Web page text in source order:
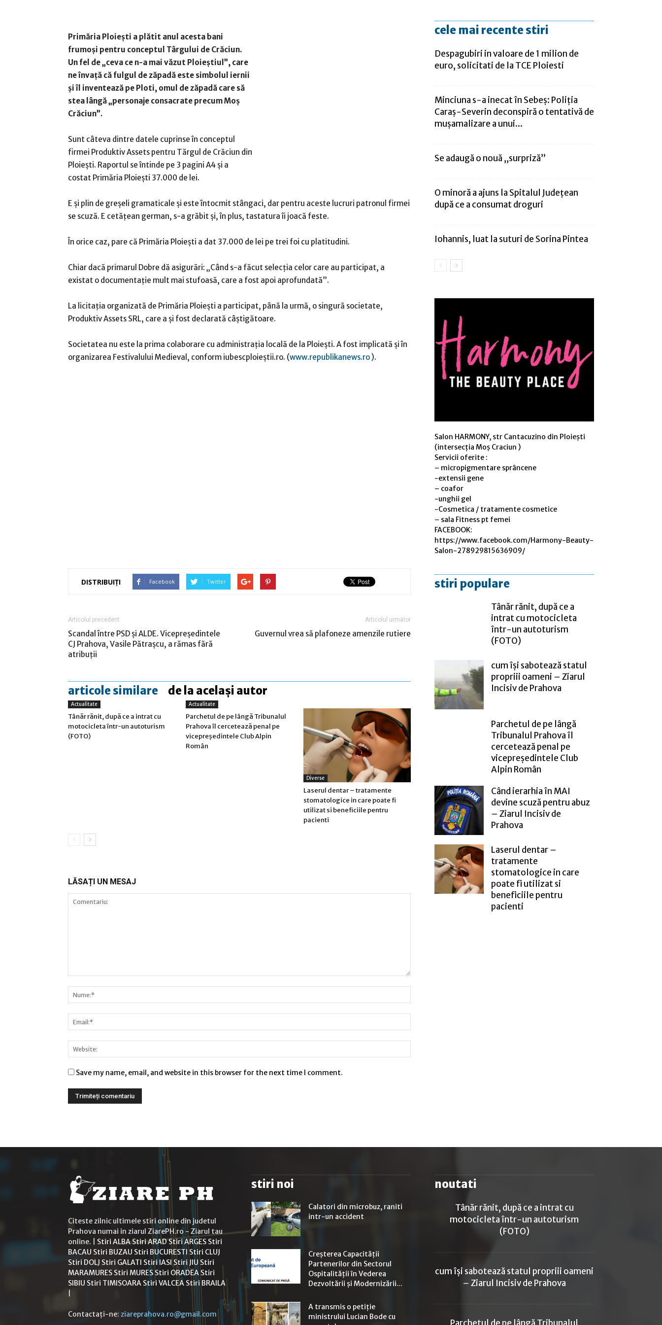
Primăria Ploiești a plătit anul acesta bani
frumoși pentru conceptul Târgului de Crăciun.
Un fel de „ceva ce n-a mai văzut Ploieștiul”, care
ne învață că fulgul de zăpadă este simbolul iernii
și îl inventează pe Ploti, omul de zăpadă care să
stea lângă „personaje consacrate precum Moș
Crăciun”.
Sunt câteva dintre datele cuprinse în conceptul
firmei Produktiv Assets pentru Tărgul de Crăciun din
Ploiești. Raportul se întinde pe 3 pagini A4 și a
costat Primăria Ploiești 37.000 de lei.
E și plin de greșeli gramaticale și este întocmit stângaci, dar pentru aceste lucruri patronul firmei
se scuză. E cetățean german, s-a grăbit și, în plus, tastatura îi joacă feste.
În orice caz, pare că Primăria Ploiești a dat 37.000 de lei pe trei foi cu platitudini.
Chiar dacă primarul Dobre dă asigurări: „Când s-a făcut selecţia celor care au participat, a
existat o documentaţie mult mai stufoasă, care a fost apoi aprofundată”.
La licitaţia organizată de Primăria Ploieşti a participat, până la urmă, o singură societate,
Produktiv Assets SRL, care a şi fost declarată câştigătoare.
Societatea nu este la prima colaborare cu administraţia locală de la Ploieşti. A fost implicată şi în
organizarea Festivalului Medieval, conform iubescploieştii.ro. (www.republikanews.ro).
DISTRIBUIȚI Facebook Twitter
Articolul precedent
Scandal între PSD și ALDE. Vicepreședintele
CJ Prahova, Vasile Pătrașcu, a rămas fără
atribuții
Articolul următor
Guvernul vrea să plafoneze amenzile rutiere
articole similare de la același autor
Actualitate
Tânăr rănit, după ce a intrat cu
motocicleta într-un autoturism
(FOTO)
Actualitate
Parchetul de pe lângă Tribunalul
Prahova îl cercetează penal pe
vicepreședintele Club Alpin
Român
Diverse
Laserul dentar – tratamente
stomatologice in care poate fi
utilizat si beneficiile pentru
pacienti
LĂSAȚI UN MESAJ
Save my name, email, and website in this browser for the next time I comment.
cele mai recente stiri
Despagubiri in valoare de 1 milion de
euro, solicitati de la TCE Ploiesti
Minciuna s-a inecat în Sebeș: Poliția
Caraș-Severin deconspiră o tentativă de
mușamalizare a unui...
Se adaugă o nouă „surpriză”
O minoră a ajuns la Spitalul Județean
după ce a consumat droguri
Iohannis, luat la suturi de Sorina Pintea
Salon HARMONY, str Cantacuzino din Ploiești
(intersecția Moș Craciun )
Servicii oferite :
– micropigmentare sprâncene
-extensii gene
– coafor
-unghii gel
-Cosmetica / tratamente cosmetice
– sala Fitness pt femei
FACEBOOK:
https://www.facebook.com/Harmony-Beauty-
Salon-278929815636909/
stiri populare
Tânăr rănit, după ce a
intrat cu motocicleta
într-un autoturism
(FOTO)
cum își sabotează statul
propriii oameni – Ziarul
Incisiv de Prahova
Parchetul de pe lângă
Tribunalul Prahova îl
cercetează penal pe
vicepreședintele Club
Alpin Român
Când ierarhia în MAI
devine scuză pentru abuz
– Ziarul Incisiv de
Prahova
Laserul dentar –
tratamente
stomatologice in care
poate fi utilizat si
beneficiile pentru
pacienti
Citeste zilnic ultimele stiri online din judetul
Prahova numai in ziarul ZiarePH.ro - Ziarul tau
online. | Stiri ALBAStiri ARADStiri ARGES Stiri
BACAU Stiri BUZAU Stiri BUCURESTI Stiri CLUJ
Stiri DOLJ Stiri GALATI Stiri IASI Stiri JIU Stiri
MARAMURES Stiri MURES Stiri ORADEA Stiri
SIBIU Stiri TIMISOARA Stiri VALCEA Stiri BRAILA
Contactați-ne: ziareprahova.ro@gmail.com
stiri noi
Calatori din microbuz, raniti
intr-un accident
Creșterea Capacității
Partenerilor din Sectorul
Ospitalității în Vederea
Dezvoltării și Modernizării...
A transmis o petiție
ministrului Lucian Bode cu
noutati
Tânăr rănit, după ce a intrat cu
motocicleta într-un autoturism
(FOTO)
cum își sabotează statul propriii oameni
– Ziarul Incisiv de Prahova